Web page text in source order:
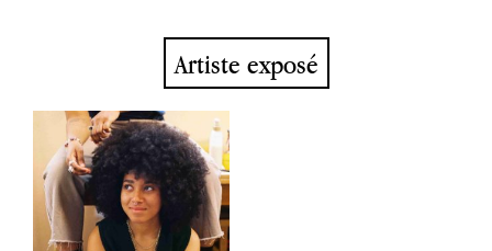
Artiste exposé